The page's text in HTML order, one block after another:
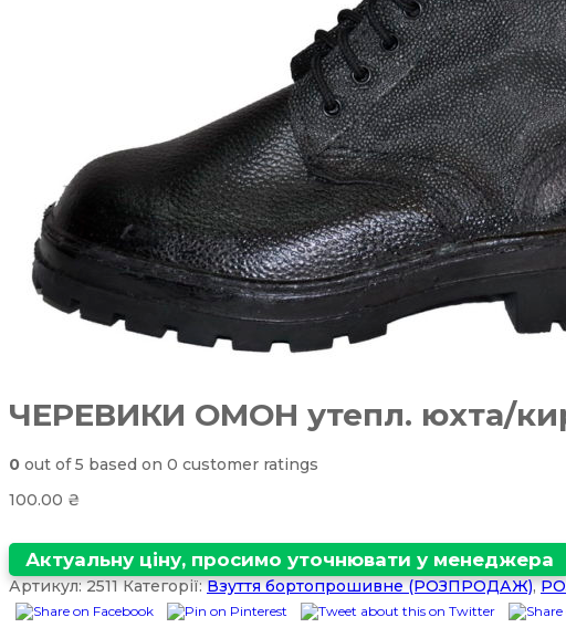
ЧЕРЕВИКИ ОМОН утепл. юхта/
0 out of5 based on 0 customer ratings
100.00 ₴
Актуальну ціну, просимо уточнювати у менеджера
Артикул:2511 Категорії:Взуття бортопрошивне (РОЗПРОДАЖ),